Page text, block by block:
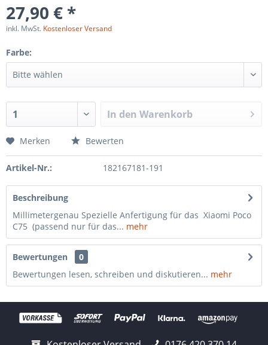
27,90 € *
inkl. MwSt. Kostenloser Versand
Farbe:
In den Warenkorb
Merken Bewerten
Artikel-Nr.: 182167181-191
Beschreibung
Millimetergenau Spezielle Anfertigung für das Xiaomi Poco
C75 (passend nur für das... mehr
Bewertungen
0
Bewertungen lesen, schreiben und diskutieren... mehr